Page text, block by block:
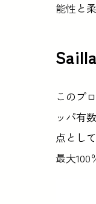
能性と
このプ
ッパ有
点とし
最大